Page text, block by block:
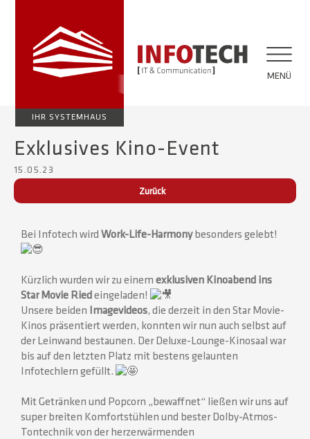
IHR SYSTEMHAUS
MENÜ
Exklusives Kino-Event
15.05.23
Zurück
Bei Infotech wird Work-Life-Harmonybesonders gelebt!
Kürzlich wurden wir zu einem exklusiven Kinoabend ins
Star Movie Ried eingeladen!
Unsere beiden
Imagevideos, die derzeit in den Star Movie-
Kinos präsentiert werden, konnten wir nun auch selbst auf
der Leinwand bestaunen. Der Deluxe-Lounge-Kinosaal war
bis auf den letzten Platz mit bestens gelaunten
Infotechlern gefüllt.
Mit Getränken und Popcorn „bewaffnet“ ließen wir uns auf
super breiten Komfortstühlen und bester Dolby-Atmos-
Tontechnik von der herzerwärmenden